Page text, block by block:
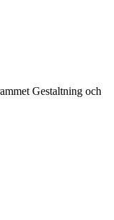
Gestaltning och